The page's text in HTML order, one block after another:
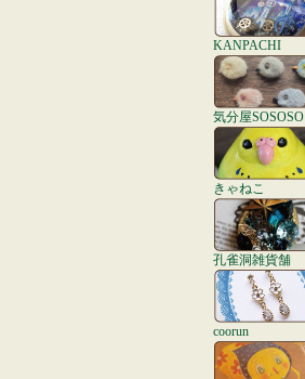
KANPACHI
気分屋SOSOSO
きゃねこ
孔雀洞雑貨舗
coorun